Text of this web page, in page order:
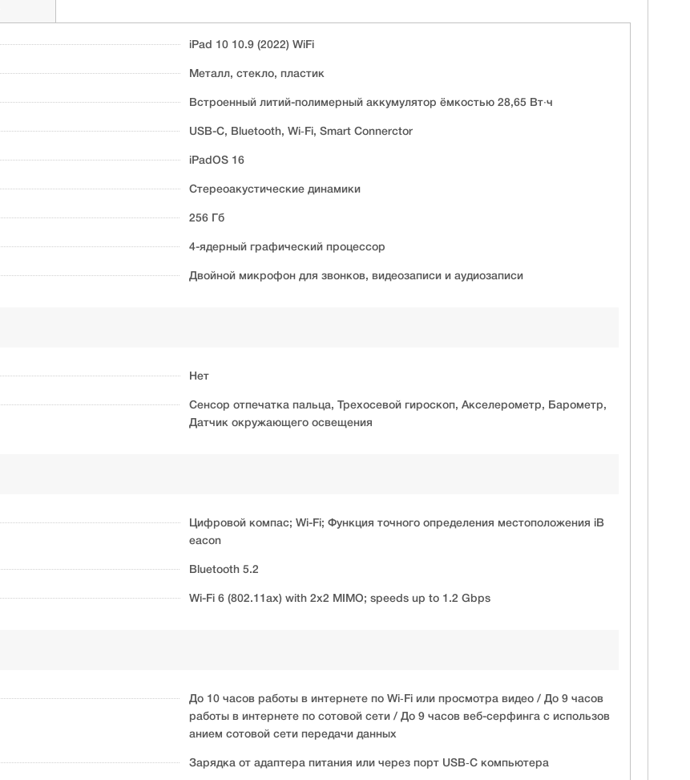
iPad 10 10.9 (2022) WiFi
Металл, стекло, пластик
Встроенный литий-полимерный аккумулятор ёмкостью 28,65 Вт∙ч
USB-C, Bluetooth, Wi‑Fi, Smart Connerctor
iPadOS 16
Стереоакустические динамики
256 Гб
4-ядерный графический процессор
Двойной микрофон для звонков, видеозаписи и аудиозаписи
Нет
Сенсор отпечатка пальца, Трехосевой гироскоп, Акселерометр, Барометр,
Датчик окружающего освещения
Цифровой компас; Wi-Fi; Функция точного определения местоположения iB
eacon
Bluetooth 5.2
Wi-Fi 6 (802.11ax) with 2x2 MIMO; speeds up to 1.2 Gbps
До 10 часов работы в интернете по Wi‑Fi или просмотра видео / До 9 часов
работы в интернете по сотовой сети / До 9 часов веб-серфинга с использов
анием сотовой сети передачи данных
Зарядка от адаптера питания или через порт USB‑C компьютера